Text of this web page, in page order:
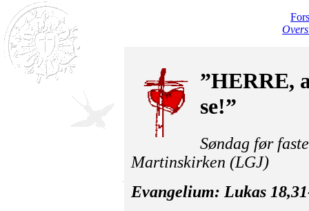
”HERRE,
se!”
Søndag før
Martinskirken (LGJ)
Evangelium: Lukas